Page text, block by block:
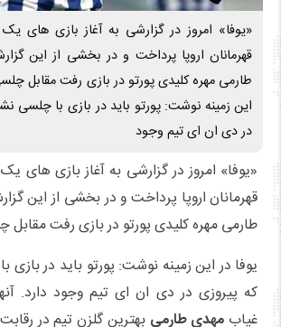
«یوفا» امروز در گزارشی به آغاز بازی های
قهرمانان اروپا پرداخت و در بخشی از این
طارمی مهره کلیدی پورتو در بازی رفت مقابل
این زمینه نوشت: پورتو باید در بازی با چلسی
در دی ان ای تیم وجود
«یوفا» امروز در گزارشی به آغاز بازی های
قهرمانان اروپا پرداخت و در بخشی از این
طارمی مهره کلیدی پورتو در بازی رفت
یوفا در این زمینه نوشت: پورتو باید در
که پیروزی در دی ان ای تیم وجود دارد.
غیاب مهدی طارمی